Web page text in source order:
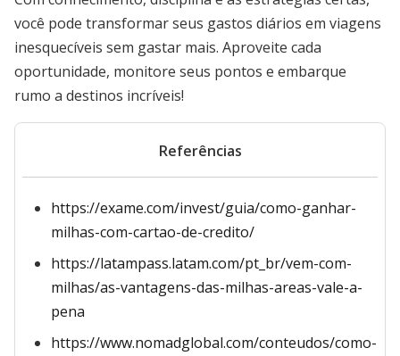
você pode transformar seus gastos diários em viagens
inesquecíveis sem gastar mais. Aproveite cada
oportunidade, monitore seus pontos e embarque
rumo a destinos incríveis!
Referências
https://exame.com/invest/guia/como-ganhar-
milhas-com-cartao-de-credito/
https://latampass.latam.com/pt_br/vem-com-
milhas/as-vantagens-das-milhas-areas-vale-a-
pena
https://www.nomadglobal.com/conteudos/como-